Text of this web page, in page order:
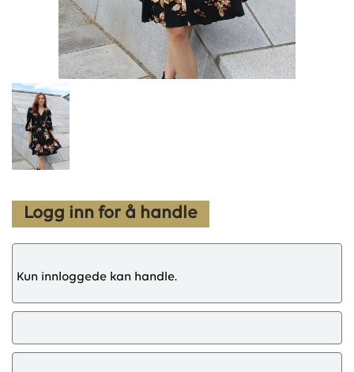
Logg inn for å handle
Kun innloggede kan handle.